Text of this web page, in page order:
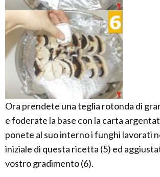
Ora prendete una teglia rotonda di
e foderate la base con la carta
ponete al suo interno i funghi lavorati
iniziale di questa ricetta (5) ed
vostro gradimento (6).